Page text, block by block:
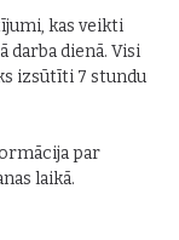
kas veikti
darba dienā. Visi
izsūtīti 7 stundu
par
laikā.